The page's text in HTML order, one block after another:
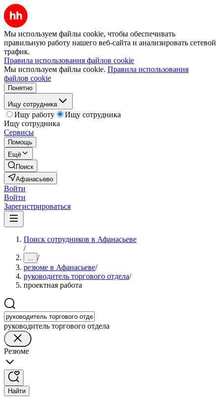
Мы используем файлы cookie, чтобы обеспечивать
правильную работу нашего веб-сайта и анализировать сетевой
трафик.
Правила использования файлов cookie
Мы используем файлы cookie. Правила использования
файлов cookie
Понятно
Ищу сотрудника
Ищу работу
Ищу сотрудника
Ищу сотрудника
Сервисы
Помощь
Ещё
Поиск
Афанасьево
Войти
Войти
Зарегистрироваться
Поиск сотрудников в Афанасьеве
/
... /
резюме в Афанасьеве/
руководитель торгового отдела/
проектная работа
руководитель торгового отдела
Резюме
Найти